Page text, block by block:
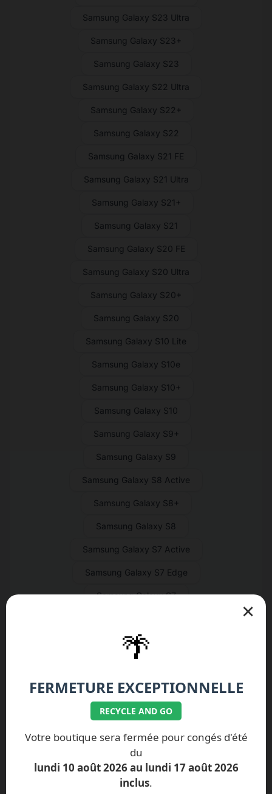
Samsung Galaxy S23 Ultra
Samsung Galaxy S23+
Samsung Galaxy S23
Samsung Galaxy S22 Ultra
Samsung Galaxy S22+
Samsung Galaxy S22
Samsung Galaxy S21 FE
Samsung Galaxy S21 Ultra
Samsung Galaxy S21+
Samsung Galaxy S21
Samsung Galaxy S20 FE
Samsung Galaxy S20 Ultra
Samsung Galaxy S20+
Samsung Galaxy S20
Samsung Galaxy S10 Lite
Samsung Galaxy S10e
Samsung Galaxy S10+
Samsung Galaxy S10
Samsung Galaxy S9+
Samsung Galaxy S9
Samsung Galaxy S8 Active
Samsung Galaxy S8+
Samsung Galaxy S8
Samsung Galaxy S7 Active
Samsung Galaxy S7 Edge
Samsung Galaxy S7
Samsung Galaxy S6 Edge+
Samsung Galaxy S6
Samsung Galaxy S5 Neo
Samsung Galaxy S5 Active
Samsung Galaxy S5 Mini
Samsung Galaxy S5
×
🌴
FERMETURE EXCEPTIONNELLE
RECYCLE AND GO
Votre boutique sera fermée pour congés d'été
du
lundi 10 août 2026 au lundi 17 août 2026
inclus.